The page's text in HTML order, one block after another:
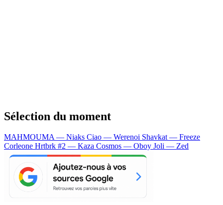
Sélection du moment
MAHMOUMA — Niaks Ciao — Werenoi Shavkat — Freeze
Corleone Hrtbrk #2 — Kaza Cosmos — Oboy Joli — Zed